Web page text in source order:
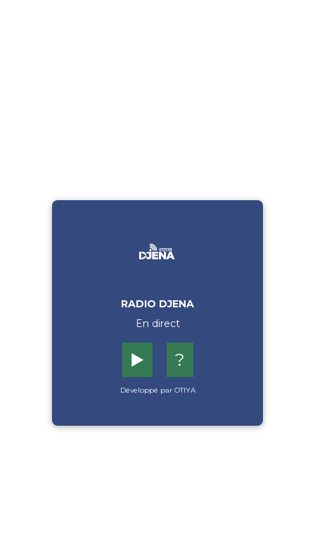
RADIO DJENA
En direct
▶️ ?
Développé par OTIYA